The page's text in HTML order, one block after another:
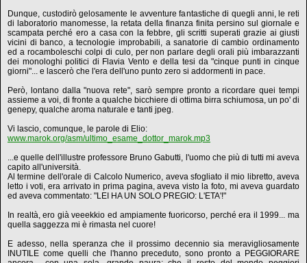
Dunque, custodirò gelosamente le avventure fantastiche di quegli anni, le reti
di laboratorio manomesse, la retata della finanza finita persino sul giornale e
scampata perché ero a casa con la febbre, gli scritti superati grazie ai giusti
vicini di banco, a tecnologie improbabili, a sanatorie di cambio ordinamento
ed a rocamboleschi colpi di culo, per non parlare degli orali più imbarazzanti
dei monologhi politici di Flavia Vento e della tesi da "cinque punti in cinque
giorni"... e lascerò che l'era dell'uno punto zero si addormenti in pace.
Però, lontano dalla "nuova rete", sarò sempre pronto a ricordare quei tempi
assieme a voi, di fronte a qualche bicchiere di ottima birra schiumosa, un po' di
genepy, qualche aroma naturale e tanti jpeg.
Vi lascio, comunque, le parole di Elio:
www.marok.org/asm/ultimo_esame_dottor_marok.mp3
...e quelle dell'illustre professore Bruno Gabutti, l'uomo che più di tutti mi aveva
capito all'università.
Al termine dell'orale di Calcolo Numerico, aveva sfogliato il mio libretto, aveva
letto i voti, era arrivato in prima pagina, aveva visto la foto, mi aveva guardato
ed aveva commentato: "LEI HA UN SOLO PREGIO: L'ETA'!"
In realtà, ero già veeekkio ed ampiamente fuoricorso, perché era il 1999... ma
quella saggezza mi è rimasta nel cuore!
E adesso, nella speranza che il prossimo decennio sia meravigliosamente
INUTILE come quelli che l'hanno preceduto, sono pronto a PEGGIORARE